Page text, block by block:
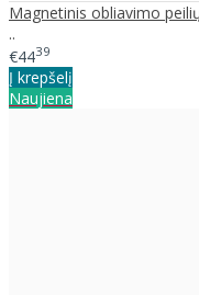
Magnetinis obliavimo
..
€4439
Į krepšelį
Naujiena